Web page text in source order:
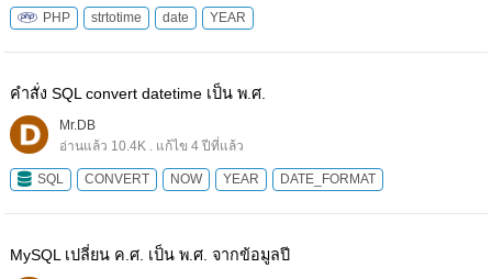
PHP strtotime date YEAR
คำสั่ง SQL convert datetime เป็น พ.ศ.
Mr.DB
อ่านแล้ว 10.4K . แก้ไข 4 ปีที่แล้ว
SQL CONVERT NOW YEAR DATE_FORMAT
MySQL เปลี่ยน ค.ศ. เป็น พ.ศ. จากข้อมูลปี